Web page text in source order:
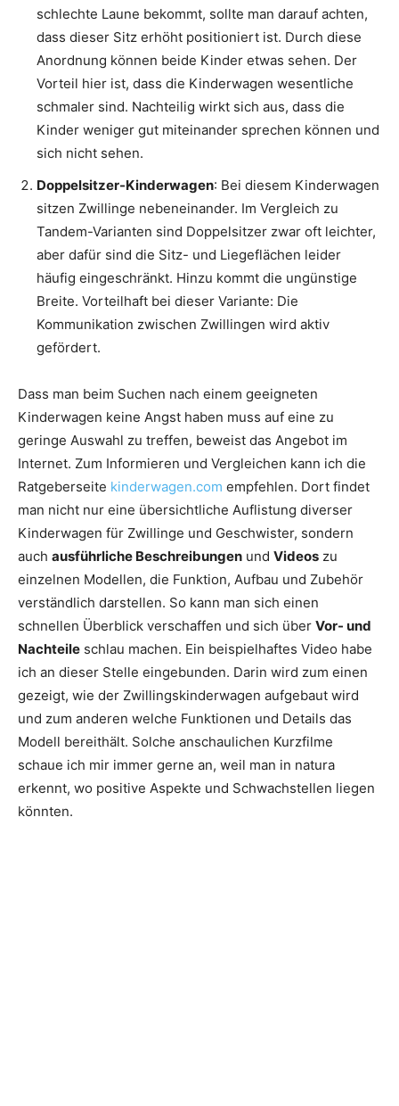
schlechte Laune bekommt, sollte man darauf achten,
dass dieser Sitz erhöht positioniert ist. Durch diese
Anordnung können beide Kinder etwas sehen. Der
Vorteil hier ist, dass die Kinderwagen wesentliche
schmaler sind. Nachteilig wirkt sich aus, dass die
Kinder weniger gut miteinander sprechen können und
sich nicht sehen.
Doppelsitzer-Kinderwagen: Bei diesem Kinderwagen
sitzen Zwillinge nebeneinander. Im Vergleich zu
Tandem-Varianten sind Doppelsitzer zwar oft leichter,
aber dafür sind die Sitz- und Liegeflächen leider
häufig eingeschränkt. Hinzu kommt die ungünstige
Breite. Vorteilhaft bei dieser Variante: Die
Kommunikation zwischen Zwillingen wird aktiv
gefördert.
Dass man beim Suchen nach einem geeigneten
Kinderwagen keine Angst haben muss auf eine zu
geringe Auswahl zu treffen, beweist das Angebot im
Internet. Zum Informieren und Vergleichen kann ich die
Ratgeberseite kinderwagen.com empfehlen. Dort findet
man nicht nur eine übersichtliche Auflistung diverser
Kinderwagen für Zwillinge und Geschwister, sondern
auch ausführliche Beschreibungen und Videos zu
einzelnen Modellen, die Funktion, Aufbau und Zubehör
verständlich darstellen. So kann man sich einen
schnellen Überblick verschaffen und sich über Vor- und
Nachteile schlau machen. Ein beispielhaftes Video habe
ich an dieser Stelle eingebunden. Darin wird zum einen
gezeigt, wie der Zwillingskinderwagen aufgebaut wird
und zum anderen welche Funktionen und Details das
Modell bereithält. Solche anschaulichen Kurzfilme
schaue ich mir immer gerne an, weil man in natura
erkennt, wo positive Aspekte und Schwachstellen liegen
könnten.